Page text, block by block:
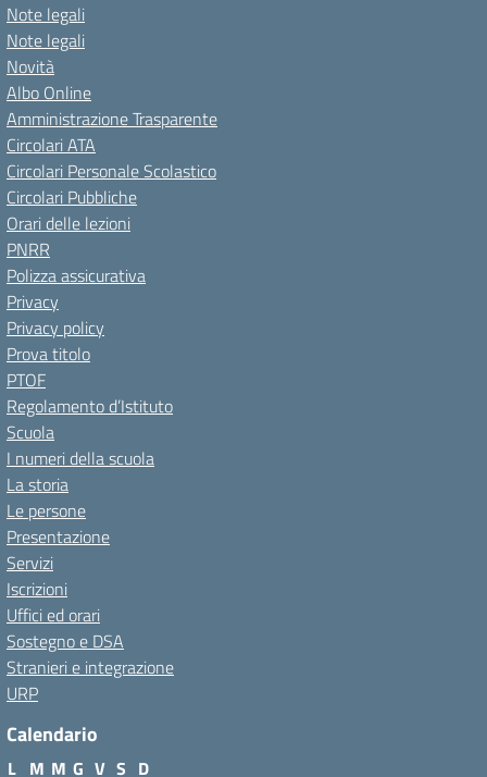
Note legali
Note legali
Novità
Albo Online
Amministrazione Trasparente
Circolari ATA
Circolari Personale Scolastico
Circolari Pubbliche
Orari delle lezioni
PNRR
Polizza assicurativa
Privacy
Privacy policy
Prova titolo
PTOF
Regolamento d’Istituto
Scuola
I numeri della scuola
La storia
Le persone
Presentazione
Servizi
Iscrizioni
Uffici ed orari
Sostegno e DSA
Stranieri e integrazione
URP
Calendario
L M M G V S D